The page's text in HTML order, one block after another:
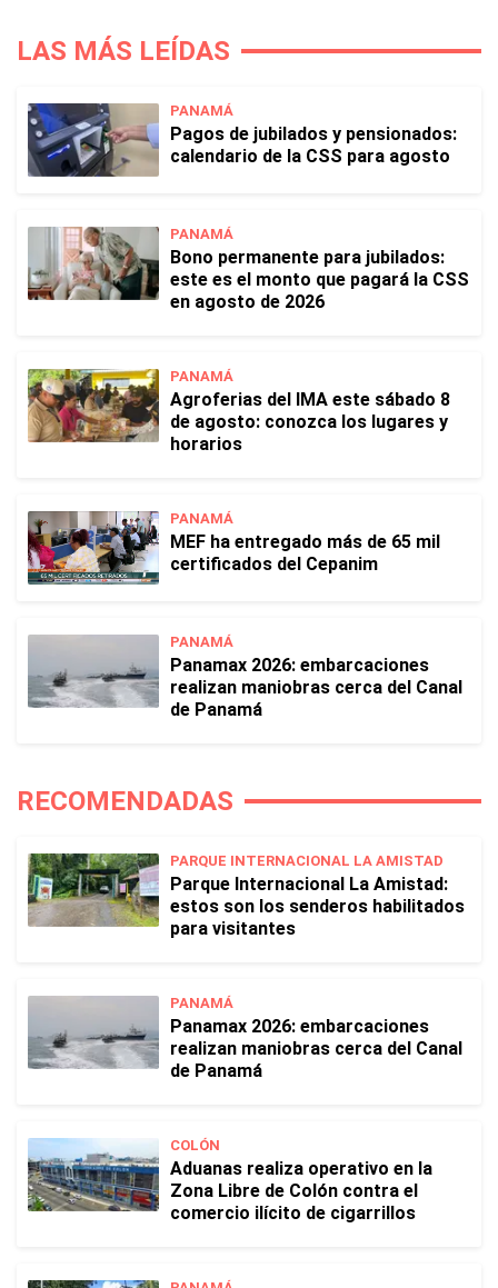
LAS MÁS LEÍDAS
PANAMÁ
Pagos de jubilados y pensionados:
calendario de la CSS para agosto
PANAMÁ
Bono permanente para jubilados:
este es el monto que pagará la CSS
en agosto de 2026
PANAMÁ
Agroferias del IMA este sábado 8
de agosto: conozca los lugares y
horarios
PANAMÁ
MEF ha entregado más de 65 mil
certificados del Cepanim
PANAMÁ
Panamax 2026: embarcaciones
realizan maniobras cerca del Canal
de Panamá
RECOMENDADAS
PARQUE INTERNACIONAL LA AMISTAD
Parque Internacional La Amistad:
estos son los senderos habilitados
para visitantes
PANAMÁ
Panamax 2026: embarcaciones
realizan maniobras cerca del Canal
de Panamá
COLÓN
Aduanas realiza operativo en la
Zona Libre de Colón contra el
comercio ilícito de cigarrillos